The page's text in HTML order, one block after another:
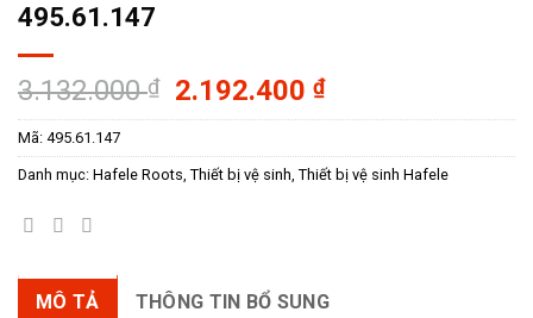
495.61.147
3.132.000₫
Giá
gốc
3.132.000 ₫.
2.192.400₫Giá
hiện
là:
Mã: 495.61.147
Danh mục: Hafele Roots, Thiết bị vệ sinh, Thiết bị vệ sinh Hafele
MÔ TẢ THÔNG TIN BỔ SUNG